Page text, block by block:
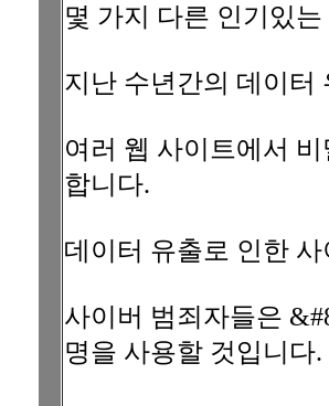
몇 가지 다른 인기있
지난 수년간의 데이터
여러 웹 사이트에서
합니다.
데이터 유출로 인한
사이버 범죄자들은
명을 사용할 것입니다.